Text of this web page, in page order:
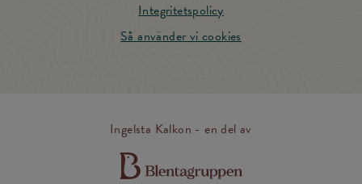
Integritetspolicy
Så använder vi cookies
Ingelsta Kalkon - en del av
Till Blentagruppens hemsida